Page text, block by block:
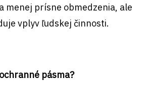
menej prísne obmedzenia, ale
vplyv ľudskej činnosti.
pásma?